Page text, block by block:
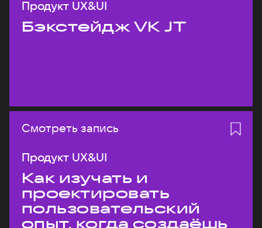
Продукт UX&UI
Бэкстейдж VK JT
Смотреть запись
Продукт UX&UI
Как изучать и
проектировать
пользовательский
опыт, когда создаёшь